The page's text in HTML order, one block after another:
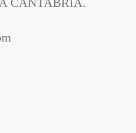
CANTABRIA.